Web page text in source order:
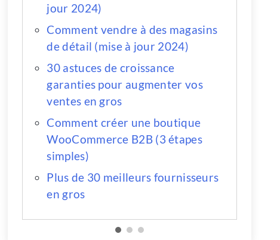
jour 2024)
Comment vendre à des magasins
de détail (mise à jour 2024)
30 astuces de croissance
garanties pour augmenter vos
ventes en gros
Comment créer une boutique
WooCommerce B2B (3 étapes
simples)
Plus de 30 meilleurs fournisseurs
en gros